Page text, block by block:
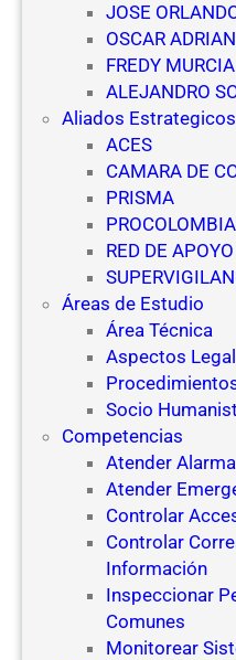
JOSE
OSCAR
FREDY
ALEJANDRO
Aliados Estrategicos
ACES
CAMARA DE
PRISMA
PROCOLOMBIA
RED DE APOYO
Áreas de Estudio
Área Técnica
Aspectos
Socio
Competencias
Atender
Atender
Controlar
Controlar
Información
Inspeccionar
Comunes
Monitorear